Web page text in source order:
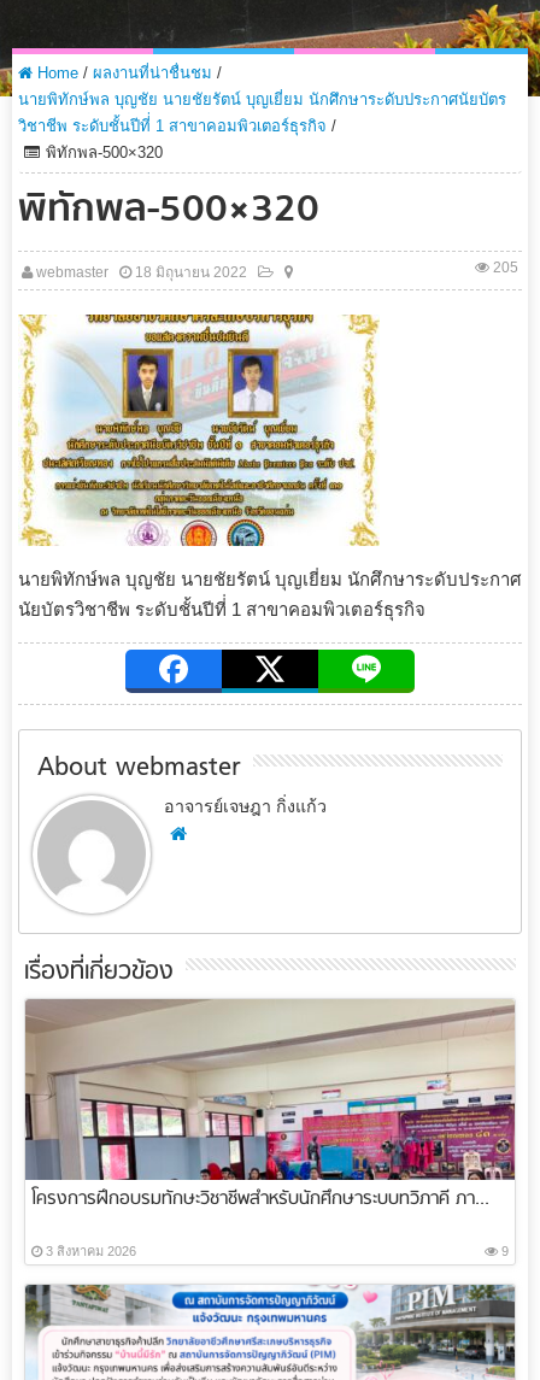
Home / ผลงานที่น่าชื่นชม /
นายพิทักษ์พล บุญชัย นายชัยรัตน์ บุญเยี่ยม นักศึกษาระดับประกาศนัยบัตร
วิชาชีพ ระดับชั้นปีที่่ 1 สาขาคอมพิวเตอร์ธุรกิจ /
พิทักพล-500×320
พิทักพล-500×320
webmaster 18 มิถุนายน 2022 205
นายพิทักษ์พล บุญชัย นายชัยรัตน์ บุญเยี่ยม นักศึกษาระดับประกาศ
นัยบัตรวิชาชีพ ระดับชั้นปีที่่ 1 สาขาคอมพิวเตอร์ธุรกิจ
About webmaster
อาจารย์เจษฎา กิ่งแก้ว
เรื่องที่เกี่ยวข้อง
โครงการฝึกอบรมทักษะวิชาชีพสำหรับนักศึกษาระบบทวิภาคี ภา...
3 สิงหาคม 2026 9